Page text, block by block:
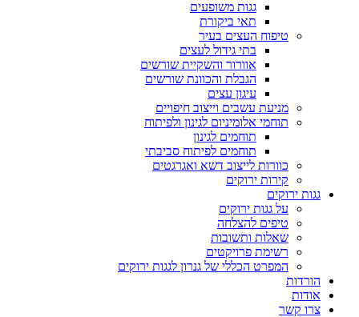
גגות משופעים
תאי ביקורת
טיפוח העצים בעיר
בתי גידול לעצים
אוורור והשקיית שורשים
הגבלת והכוונת שורשים
עיגון עצים
מניעת עשבים וייצוב חיפויים
תוחמי אלומיניום לגינון ולפיתוח
תוחמים לגינון
תוחמים לפיתוח סביבתי
כוורות לייצוב דשא ואגרגטים
קירות ירוקים
גגות ירוקים
על גגות ירוקים
טיפים להצלחה
שאלות ותשובות
רשימת פרויקטים
המפרט הכללי של גנרון לגגות ירוקים
הורדות
אודות
צרו קשר